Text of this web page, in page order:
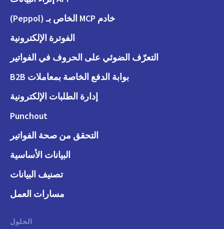
خادم MCP الخاص بـ (Peppol)
الفوترة الإلكترونية
التعرّف الضوئي على الحروف في الفواتير
بوابة الدفع الخاصة بمعاملات B2B
إدارة الطلبات الإلكترونية
Punchout
التحقق من صحة الفواتير
البيانات الأساسية
تصنيف البيانات
مسارات العمل
الحلول